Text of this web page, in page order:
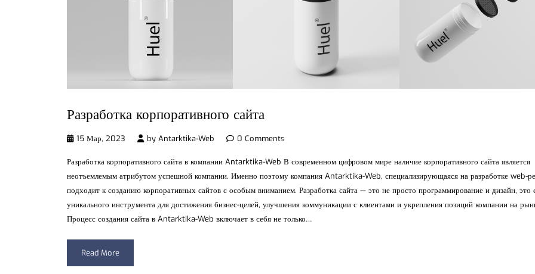
Разработка корпоративного сайта
15 Мар, 2023 by Antarktika-Web 0 Comments
Разработка корпоративного сайта в компании Antarktika-Web В современном цифровом мире наличие корпоративного сайта является
неотъемлемым атрибутом успешной компании. Именно поэтому компания Antarktika-Web, специализирующаяся на разработке web-
подходит к созданию корпоративных сайтов с особым вниманием. Разработка сайта — это не просто программирование и дизайн, это
уникального инструмента для достижения бизнес-целей, улучшения коммуникации с клиентами и укрепления позиций компании на
Процесс создания сайта в Antarktika-Web включает в себя не только…
Read More